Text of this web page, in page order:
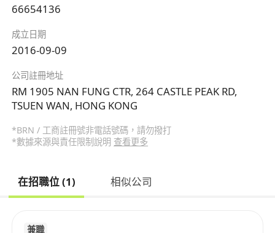
66654136
成立日期
2016-09-09
公司註冊地址
RM 1905 NAN FUNG CTR, 264 CASTLE PEAK RD,
TSUEN WAN, HONG KONG
*BRN / 工商註冊號非電話號碼，請勿撥打
*數據來源與責任限制說明 查看更多
在招職位 (1) 相似公司
兼職